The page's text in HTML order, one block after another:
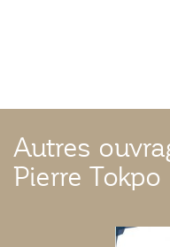
Autres
Pierre Tokpo